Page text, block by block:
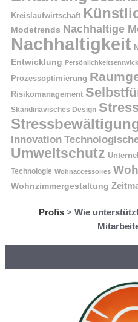
Kreislaufwirtschaft
Modetrends Nachhaltige
Nachhaltigkeit
Entwicklung
Prozessoptimierung
Risikomanagement
Skandinavisches Design
Innovation
Umweltschutz
Technologie Wohnaccessoires
Wohnzimmergestaltung
Profis > Wie